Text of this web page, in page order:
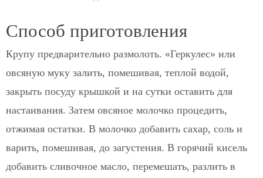
Способ приготовления
Крупу предварительно размолоть. «Геркулес» или
овсяную муку залить, помешивая, теплой водой,
закрыть посуду крышкой и на сутки оставить для
настаивания. Затем овсяное молочко процедить,
отжимая остатки. В молочко добавить сахар, соль и
варить, помешивая, до загустения. В горячий кисель
добавить сливочное масло, перемешать, разлить в